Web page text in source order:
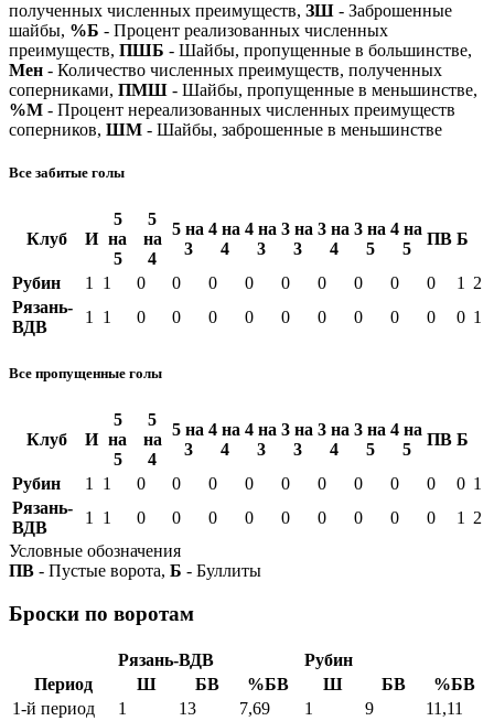
полученных численных преимуществ, ЗШ - Заброшенные
шайбы, %Б - Процент реализованных численных
преимуществ, ПШБ - Шайбы, пропущенные в большинстве,
Мен - Количество численных преимуществ, полученных
соперниками, ПМШ - Шайбы, пропущенные в меньшинстве,
%М - Процент нереализованных численных преимуществ
соперников, ШМ - Шайбы, заброшенные в меньшинстве
Все забитые голы
Клуб И
5
на
5
5
на
4
5 на
3
4 на
4
4 на
3
3 на
3
3 на
4
3 на
5
4 на
5
ПВ Б
Рубин 1 1 0 0 0 0 0 0 0 0 0 1
2
Рязань-
ВДВ
1 1 0 0 0 0 0 0 0 0 0 0 1
Все пропущенные голы
Клуб И
5
на
5
5
на
4
5 на
3
4 на
4
4 на
3
3 на
3
3 на
4
3 на
5
4 на
5
ПВ Б
Рубин 1 1 0 0 0 0 0 0 0 0 0 0 1
Рязань-
ВДВ
1 1 0 0 0 0 0 0 0 0 0 1 2
Условные обозначения
ПВ - Пустые ворота, Б - Буллиты
Броски по воротам
Рязань-ВДВ
Рубин
Период
Ш БВ %БВ Ш БВ
%БВ
1-й период
1 13 7,69 1 9
11,11